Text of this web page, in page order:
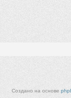
Создано на основе